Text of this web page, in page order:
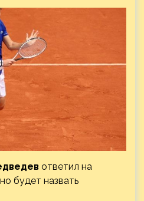
ответил на
будет назвать